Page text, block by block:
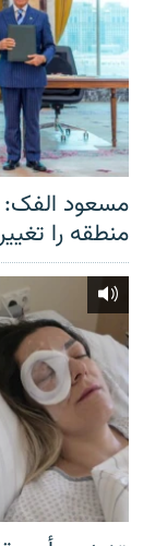
مسعود الفک:
منطقه را